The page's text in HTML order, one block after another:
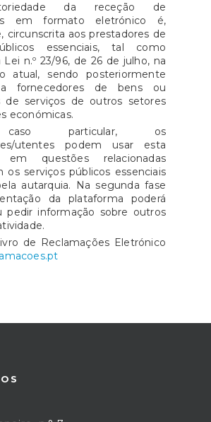
da receção de
em formato eletrónico é,
circunscrita aos prestadores de
essenciais, tal como
Lei n.º 23/96, de 26 de julho, na
atual, sendo posteriormente
a fornecedores de bens ou
de serviços de outros setores
económicas.
particular, os
utentes podem usar esta
em questões relacionadas
os serviços públicos essenciais
autarquia. Na segunda fase
da plataforma poderá
pedir informação sobre outros
de Reclamações Eletrónico